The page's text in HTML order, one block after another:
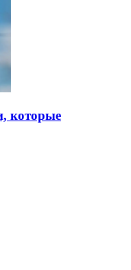
которые